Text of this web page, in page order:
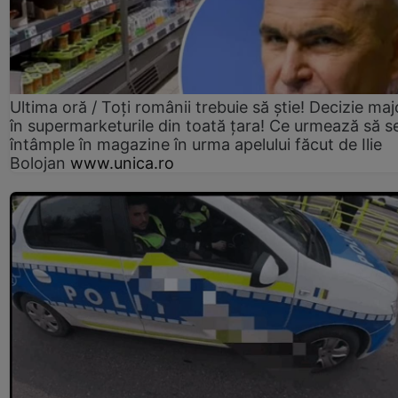
Ultima oră / Toți românii trebuie să știe! Decizie
în supermarketurile din toată țara! Ce urmează să
întâmple în magazine în urma apelului făcut de Ilie
Bolojan www.unica.ro